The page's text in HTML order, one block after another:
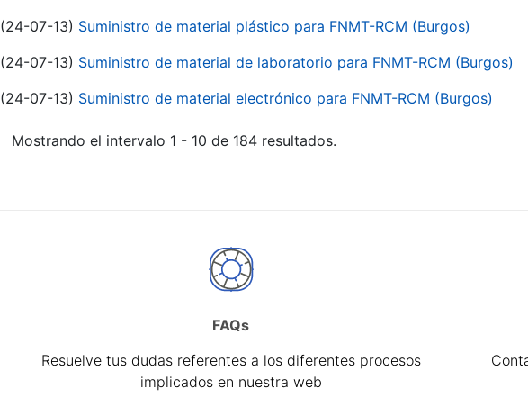
(24-07-13) Suministro de material plástico para FNMT-RCM (Burgos)
(24-07-13) Suministro de material de laboratorio para FNMT-RCM (Burgos)
(24-07-13) Suministro de material electrónico para FNMT-RCM (Burgos)
Mostrando el intervalo 1 - 10 de 184 resultados.
FAQs
Resuelve tus dudas referentes a los diferentes procesos
implicados en nuestra web